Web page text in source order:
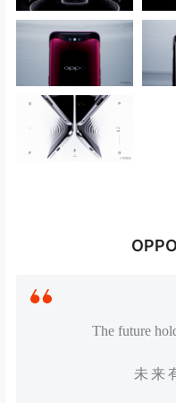
The future
未 来